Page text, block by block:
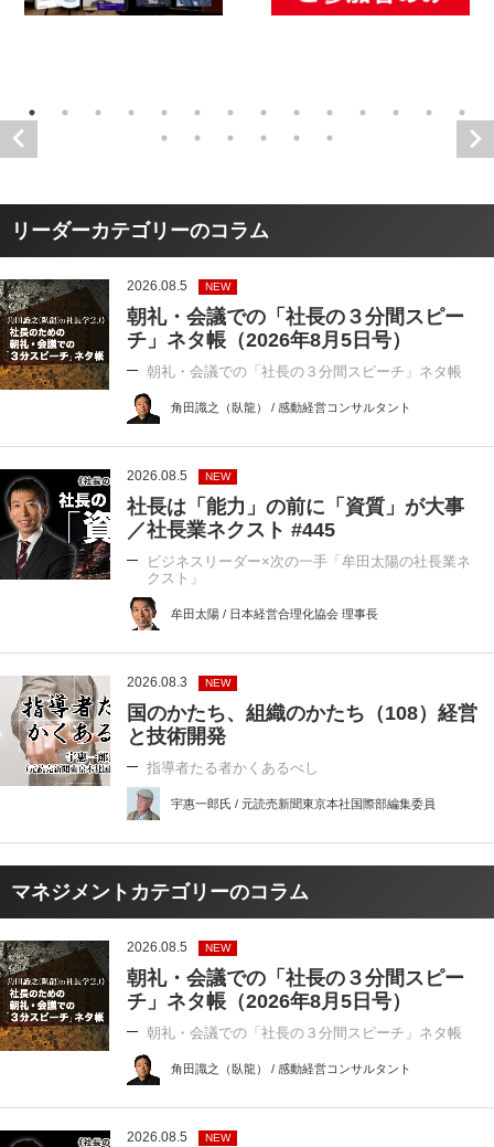
リーダーカテゴリーのコラム
2026.08.5 NEW
朝礼・会議での「社長の３分間スピー
チ」ネタ帳（2026年8月5日号）
朝礼・会議での「社長の３分間スピーチ」ネタ帳
角田識之（臥龍） / 感動経営コンサルタント
2026.08.5 NEW
社長は「能力」の前に「資質」が大事
／社長業ネクスト #445
ビジネスリーダー×次の一手「牟田太陽の社長業ネ
クスト」
牟田太陽 / 日本経営合理化協会 理事長
2026.08.3 NEW
国のかたち、組織のかたち（108）経営
と技術開発
指導者たる者かくあるべし
宇惠一郎氏 / 元読売新聞東京本社国際部編集委員
マネジメントカテゴリーのコラム
2026.08.5 NEW
朝礼・会議での「社長の３分間スピー
チ」ネタ帳（2026年8月5日号）
朝礼・会議での「社長の３分間スピーチ」ネタ帳
角田識之（臥龍） / 感動経営コンサルタント
2026.08.5 NEW